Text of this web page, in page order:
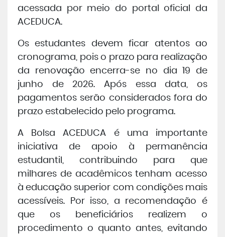
Clínicas de Atendimento
Bolsas e Benefícios
acessada por meio do portal oficial da
ACEDUCA.
Os estudantes devem ficar atentos ao
cronograma, pois o prazo para realização
da renovação encerra-se no dia
19 de
junho de 2026. Após essa data, os
pagamentos serão considerados fora do
prazo estabelecido pelo programa.
A Bolsa ACEDUCA é uma importante
iniciativa de apoio à permanência
estudantil, contribuindo para que
milhares de acadêmicos tenham acesso
à educação superior com condições mais
acessíveis. Por isso, a recomendação é
que os beneficiários realizem o
procedimento o quanto antes, evitando